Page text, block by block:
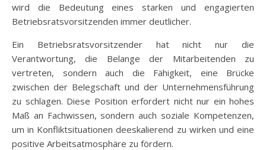
wird die Bedeutung eines starken und engagierten
Betriebsratsvorsitzenden immer deutlicher.
Ein Betriebsratsvorsitzender hat nicht nur die
Verantwortung, die Belange der Mitarbeitenden zu
vertreten, sondern auch die Fähigkeit, eine Brücke
zwischen der Belegschaft und der Unternehmensführung
zu schlagen. Diese Position erfordert nicht nur ein hohes
Maß an Fachwissen, sondern auch soziale Kompetenzen,
um in Konfliktsituationen deeskalierend zu wirken und eine
positive Arbeitsatmosphäre zu fördern.